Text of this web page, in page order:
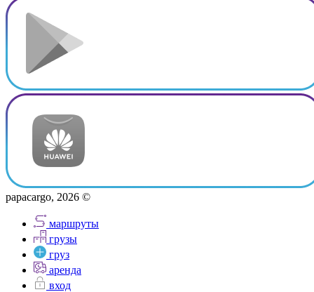
papacargo, 2026 ©
маршруты
грузы
груз
аренда
вход